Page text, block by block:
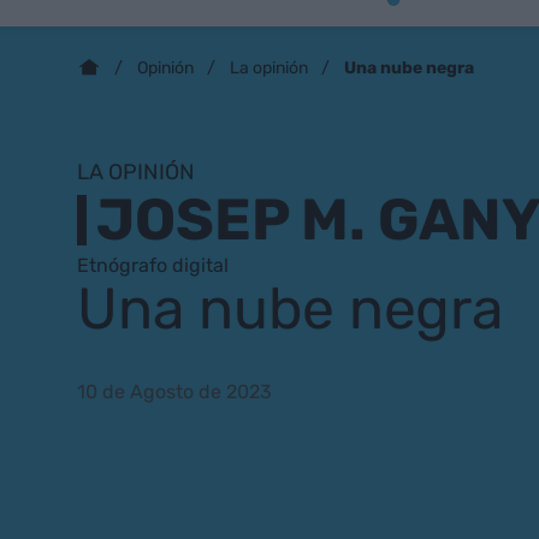
Opinión La opinión Una nube negra
LA OPINIÓN
JOSEP M.
Etnógrafo digital
Una nube negra
10 de Agosto de 2023